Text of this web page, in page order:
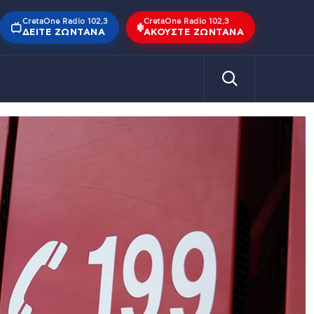
CretaOne Radio 102,3
ΔΕΊΤΕ ΖΩΝΤΑΝΆ
CretaOne Radio 102,3
ΑΚΟΎΣΤΕ ΖΩΝΤΑΝΆ